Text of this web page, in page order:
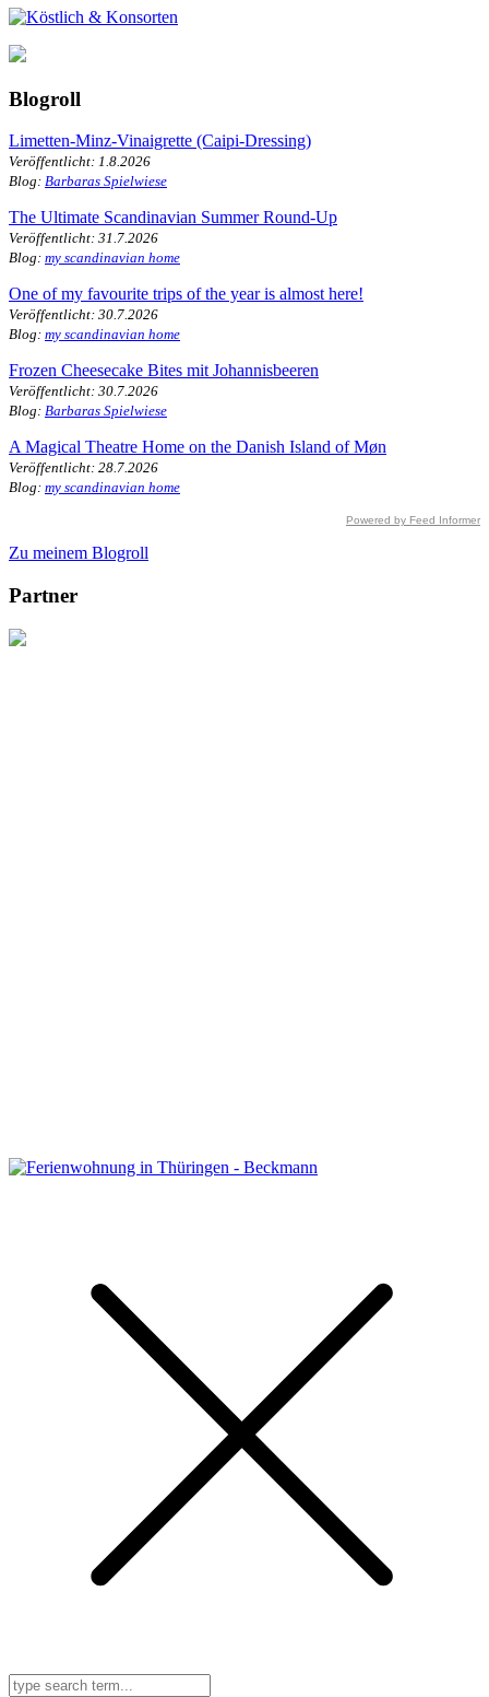
Blogroll
Limetten-Minz-Vinaigrette (Caipi-Dressing)
Veröffentlicht: 1.8.2026
Blog: Barbaras Spielwiese
The Ultimate Scandinavian Summer Round-Up
Veröffentlicht: 31.7.2026
Blog: my scandinavian home
One of my favourite trips of the year is almost here!
Veröffentlicht: 30.7.2026
Blog: my scandinavian home
Frozen Cheesecake Bites mit Johannisbeeren
Veröffentlicht: 30.7.2026
Blog: Barbaras Spielwiese
A Magical Theatre Home on the Danish Island of Møn
Veröffentlicht: 28.7.2026
Blog: my scandinavian home
Powered by Feed Informer
Zu meinem Blogroll
Partner